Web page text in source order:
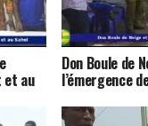
et au
Don Boule de
l’émergence